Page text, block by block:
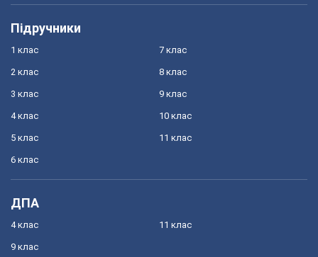
Підручники
1 клас
2 клас
3 клас
4 клас
5 клас
6 клас
7 клас
8 клас
9 клас
10 клас
11 клас
ДПА
4 клас
9 клас
11 клас